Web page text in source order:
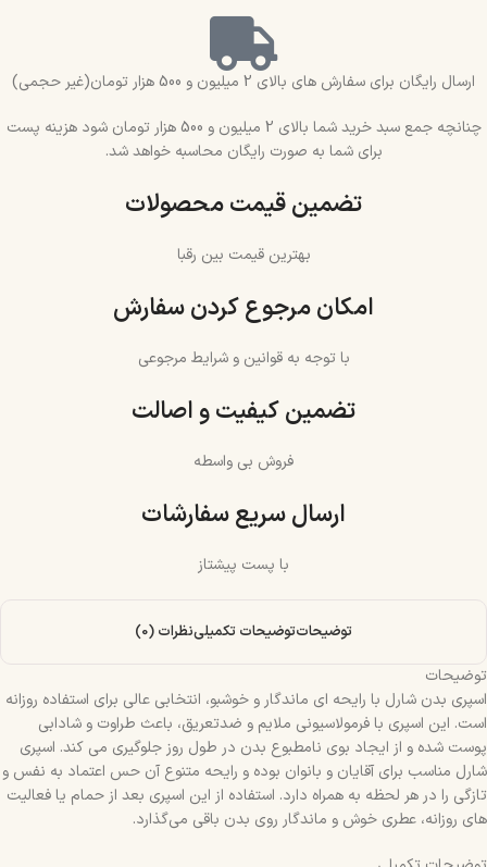
ارسال رایگان برای سفارش های بالای 2 میلیون و 500 هزار تومان(غیر حجمی)
چنانچه جمع سبد خرید شما بالای 2 میلیون و 500 هزار تومان شود هزینه پست
برای شما به صورت رایگان محاسبه خواهد شد.
تضمین قیمت محصولات
بهترین قیمت بین رقبا
امکان مرجوع کردن سفارش
با توجه به قوانین و شرایط مرجوعی
تضمین کیفیت و اصالت
فروش بی واسطه
ارسال سریع سفارشات
با پست پیشتاز
توضیحاتتوضیحات تکمیلینظرات (0)
توضیحات
اسپری بدن شارل با رایحه‌ ای ماندگار و خوشبو، انتخابی عالی برای استفاده روزانه
است. این اسپری با فرمولاسیونی ملایم و ضد‌تعریق، باعث طراوت و شادابی
پوست شده و از ایجاد بوی نامطبوع بدن در طول روز جلوگیری می‌ کند. اسپری
شارل مناسب برای آقایان و بانوان بوده و رایحه متنوع آن حس اعتماد‌ به‌ نفس و
تازگی را در هر لحظه به همراه دارد. استفاده از این اسپری بعد از حمام یا فعالیت‌
های روزانه، عطری خوش و ماندگار روی بدن باقی می‌گذارد.